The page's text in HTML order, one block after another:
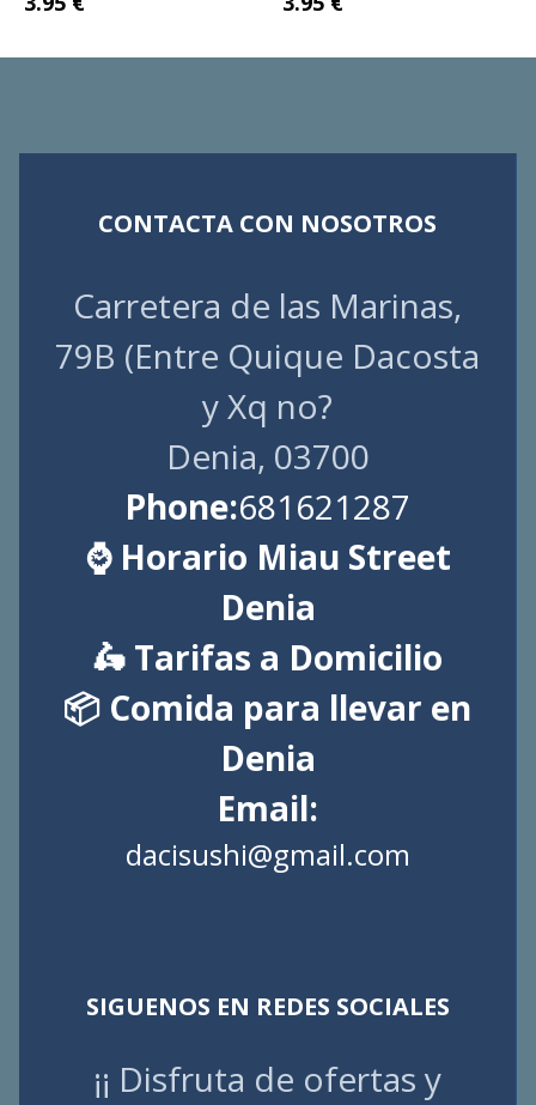
CONTACTA CON NOSOTROS
Carretera de las Marinas,
79B (Entre Quique Dacosta
y Xq no?
Denia, 03700
Phone:681621287
⌚ Horario Miau Street
Denia
🛵 Tarifas a Domicilio
📦 Comida para llevar en
Denia
Email:
dacisushi@gmail.com
SIGUENOS EN REDES SOCIALES
¡¡ Disfruta de ofertas y